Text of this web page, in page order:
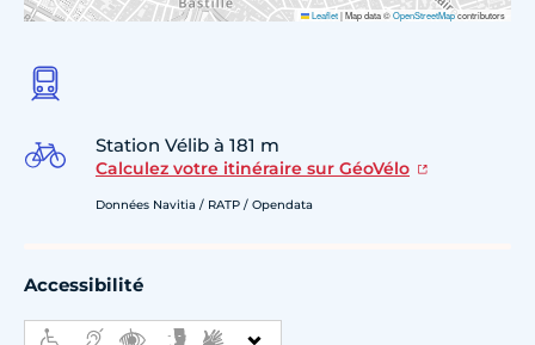
Leaflet|Map data ©OpenStreetMapcontributors
Station Vélib à 181 m
Calculez votre itinéraire sur GéoVélo
Données Navitia / RATP / Opendata
Accessibilité